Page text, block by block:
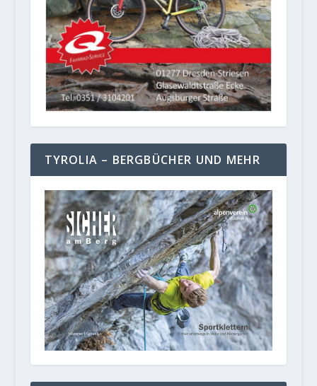
TYROLIA – BERGBÜCHER UND MEHR